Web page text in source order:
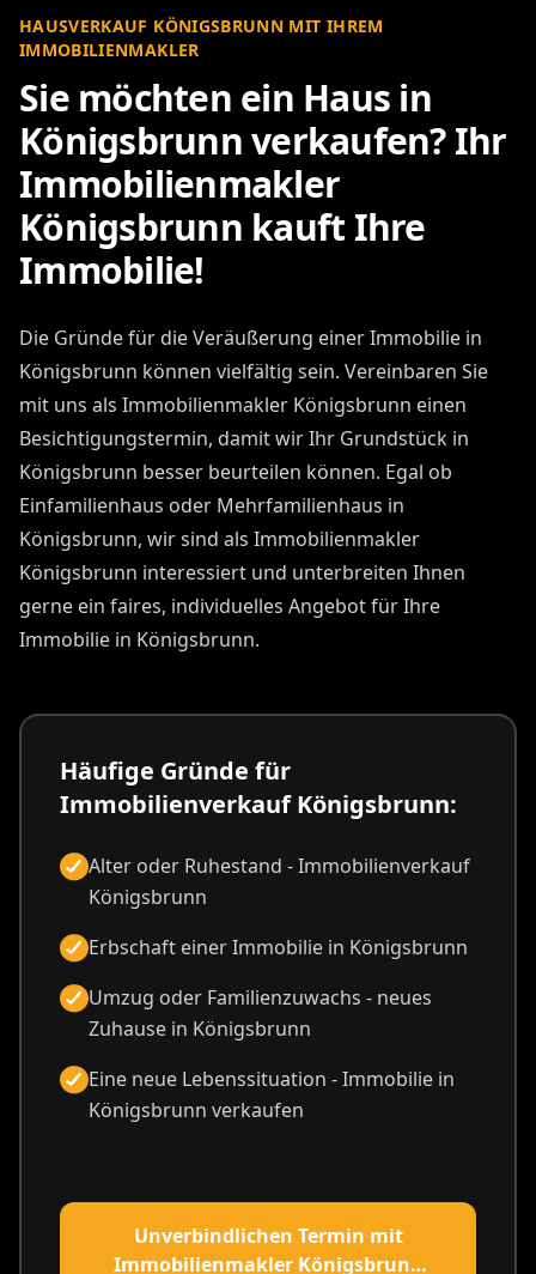
HAUSVERKAUF KÖNIGSBRUNN MIT IHREM
IMMOBILIENMAKLER
Sie möchten ein Haus in
Königsbrunn verkaufen? Ihr
Immobilienmakler
Königsbrunn kauft Ihre
Immobilie!
Die Gründe für die Veräußerung einer Immobilie in
Königsbrunn können vielfältig sein. Vereinbaren Sie
mit uns als Immobilienmakler Königsbrunn einen
Besichtigungstermin, damit wir Ihr Grundstück in
Königsbrunn besser beurteilen können. Egal ob
Einfamilienhaus oder Mehrfamilienhaus in
Königsbrunn, wir sind als Immobilienmakler
Königsbrunn interessiert und unterbreiten Ihnen
gerne ein faires, individuelles Angebot für Ihre
Immobilie in Königsbrunn.
Häufige Gründe für
Immobilienverkauf Königsbrunn:
Alter oder Ruhestand - Immobilienverkauf
Königsbrunn
Erbschaft einer Immobilie in Königsbrunn
Umzug oder Familienzuwachs - neues
Zuhause in Königsbrunn
Eine neue Lebenssituation - Immobilie in
Königsbrunn verkaufen
Unverbindlichen Termin mit
Immobilienmakler Königsbrunn